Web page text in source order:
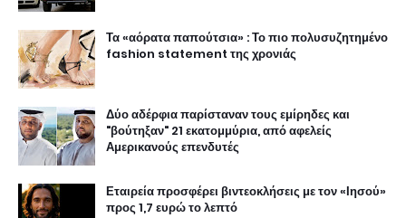
Τα «αόρατα παπούτσια» : Το πιο πολυσυζητημένο
fashion statement της χρονιάς
Δύο αδέρφια παρίσταναν τους εμίρηδες και
"βούτηξαν" 21 εκατομμύρια, από αφελείς
Αμερικανούς επενδυτές
Εταιρεία προσφέρει βιντεοκλήσεις με τον «Ιησού»
προς 1,7 ευρώ το λεπτό